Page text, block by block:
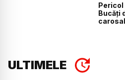
Bucăți
ULTIMELE